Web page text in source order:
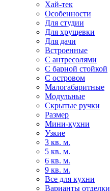
Хай-тек
Особенности
Для студии
Для хрущевки
Для дачи
Встроенные
С антресолями
С барной стойкой
С островом
Малогабаритные
Модульные
Скрытые ручки
Размер
Мини-кухни
Узкие
3 кв. м.
5 кв. м.
6 кв. м.
9 кв. м.
Все для кухни
Варианты отделки